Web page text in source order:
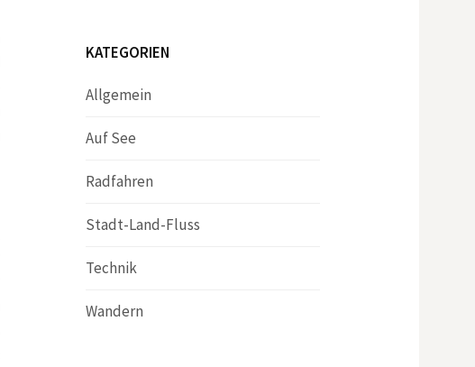
KATEGORIEN
Allgemein
Auf See
Radfahren
Stadt-Land-Fluss
Technik
Wandern